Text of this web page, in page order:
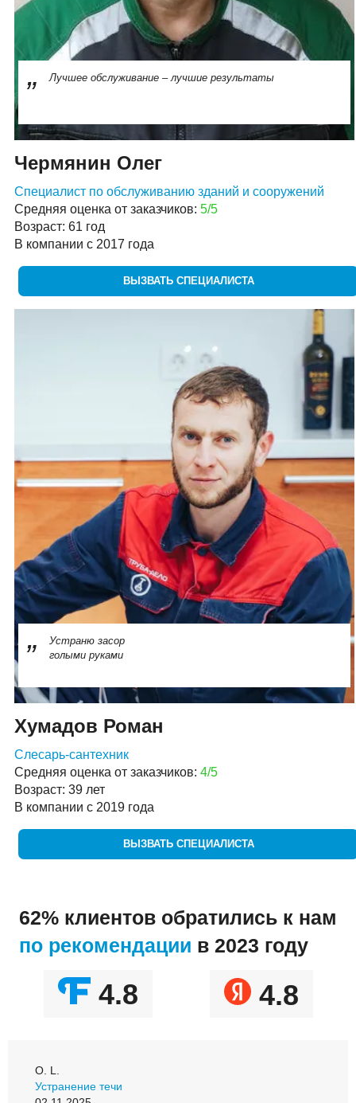
Лучшее обслуживание – лучшие результаты
Чермянин Олег
Специалист по обслуживанию зданий и сооружений
Средняя оценка от заказчиков: 5/5
Возраст: 61 год
В компании с 2017 года
ВЫЗВАТЬ СПЕЦИАЛИСТА
Устраню засор
голыми руками
Хумадов Роман
Слесарь-сантехник
Средняя оценка от заказчиков: 4/5
Возраст: 39 лет
В компании с 2019 года
ВЫЗВАТЬ СПЕЦИАЛИСТА
62% клиентов обратились к нам
по рекомендации в 2023 году
4.8 4.8
О. L.
Устранение течи